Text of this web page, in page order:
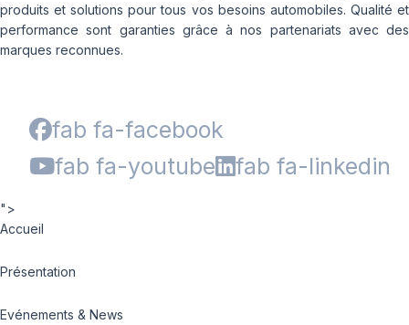
produits et solutions pour tous vos besoins automobiles. Qualité et
performance sont garanties grâce à nos partenariats avec des
marques reconnues.
fab fa-facebook
fab fa-youtube
fab fa-linkedin
">
Accueil
Présentation
Evénements & News